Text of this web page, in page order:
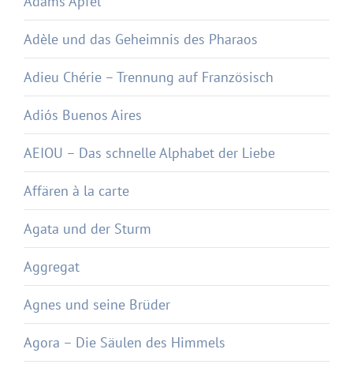
Adèle und das Geheimnis des Pharaos
Adieu Chérie – Trennung auf Französisch
Adiós Buenos Aires
AEIOU – Das schnelle Alphabet der Liebe
Affären à la carte
Agata und der Sturm
Aggregat
Agnes und seine Brüder
Agora – Die Säulen des Himmels